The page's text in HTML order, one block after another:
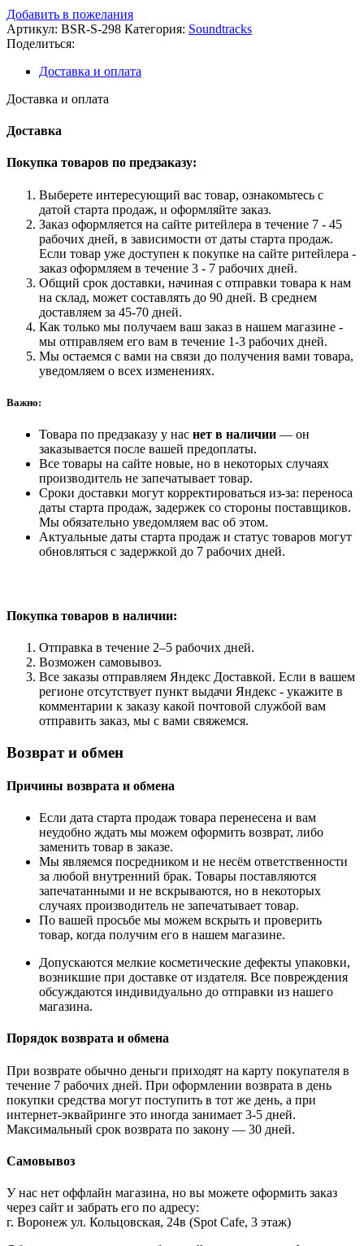
Добавить в пожелания
Артикул: BSR-S-298 Категория: Soundtracks
Поделиться:
Доставка и оплата
Доставка и оплата
Доставка
Покупка товаров по предзаказу:
Выберете интересующий вас товар, ознакомьтесь с
датой старта продаж, и оформляйте заказ.
Заказ оформляется на сайте ритейлера в течение 7 - 45
рабочих дней, в зависимости от даты старта продаж.
Если товар уже доступен к покупке на сайте ритейлера -
заказ оформляем в течение 3 - 7 рабочих дней.
Общий срок доставки, начиная с отправки товара к нам
на склад, может составлять до 90 дней. В среднем
доставляем за 45-70 дней.
Как только мы получаем ваш заказ в нашем магазине -
мы отправляем его вам в течение 1-3 рабочих дней.
Мы остаемся с вами на связи до получения вами товара,
уведомляем о всех изменениях.
Важно:
Товара по предзаказу у нас нет в наличии — он
заказывается после вашей предоплаты.
Все товары на сайте новые, но в некоторых случаях
производитель не запечатывает товар.
Сроки доставки могут корректироваться из-за: переноса
даты старта продаж, задержек со стороны поставщиков.
Мы обязательно уведомляем вас об этом.
Актуальные даты старта продаж и статус товаров могут
обновляться с задержкой до 7 рабочих дней.
Покупка товаров в наличии:
Отправка в течение 2–5 рабочих дней.
Возможен самовывоз.
Все заказы отправляем Яндекс Доставкой. Если в вашем
регионе отсутствует пункт выдачи Яндекс - укажите в
комментарии к заказу какой почтовой службой вам
отправить заказ, мы с вами свяжемся.
Возврат и обмен
Причины возврата и обмена
Если дата старта продаж товара перенесена и вам
неудобно ждать мы можем оформить возврат, либо
заменить товар в заказе.
Мы являемся посредником и не несём ответственности
за любой внутренний брак. Товары поставляются
запечатанными и не вскрываются, но в некоторых
случаях производитель не запечатывает товар.
По вашей просьбе мы можем вскрыть и проверить
товар, когда получим его в нашем магазине.
Допускаются мелкие косметические дефекты упаковки,
возникшие при доставке от издателя. Все повреждения
обсуждаются индивидуально до отправки из нашего
магазина.
Порядок возврата и обмена
При возврате обычно деньги приходят на карту покупателя в
течение 7 рабочих дней. При оформлении возврата в день
покупки средства могут поступить в тот же день, а при
интернет-эквайринге это иногда занимает 3-5 дней.
Максимальный срок возврата по закону — 30 дней.
Самовывоз
У нас нет оффлайн магазина, но вы можете оформить заказ
через сайт и забрать его по адресу:
г. Воронеж ул. Кольцовская, 24в (Spot Cafe, 3 этаж)